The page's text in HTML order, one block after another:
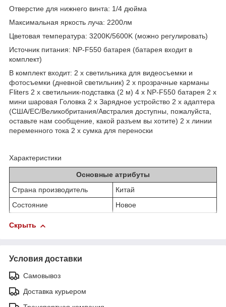
Отверстие для нижнего винта: 1/4 дюйма
Максимальная яркость луча: 2200лм
Цветовая температура: 3200K/5600K (можно регулировать)
Источник питания: NP-F550 батарея (батарея входит в
комплект)
В комплект входит: 2 x светильника для видеосъемки и
фотосъемки (дневной светильник) 2 х прозрачные карманы
Fliters 2 x светильник-подставка (2 м) 4 x NP-F550 батарея 2 х
мини шаровая Головка 2 x Зарядное устройство 2 x адаптера
(США/ЕС/Великобритания/Австралия доступны, пожалуйста,
оставьте нам сообщение, какой разъем вы хотите) 2 х линии
переменного тока 2 х сумка для переноски
Характеристики
Основные атрибуты
Страна производитель
Китай
Состояние
Новое
Скрыть
Условия доставки
Самовывоз
Доставка курьером